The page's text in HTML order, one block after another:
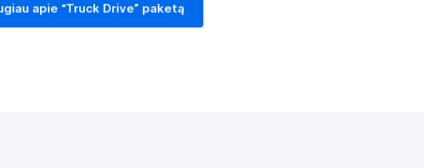
apie “Truck Drive” paketą